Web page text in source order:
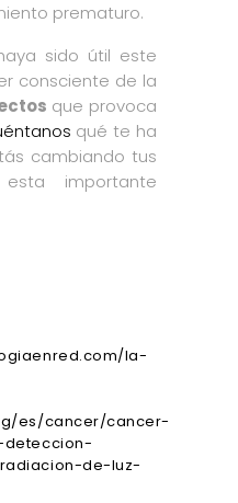
prematuro.
sido útil este
consciente de la
que provoca
qué te ha
cambiando tus
importante
la-
es/cancer/cancer-
de-luz-